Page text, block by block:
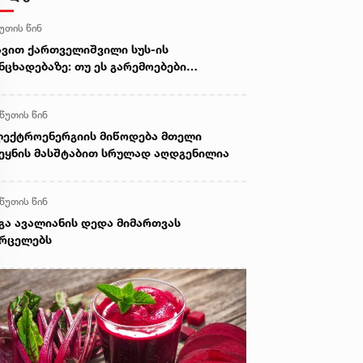
წინ
ქართველიშვილი სუს-ის
თუ ეს გარემოებები
- საუბარი იქნება
მცდელობაზე,
სივრცეში შეიქმნას
იმყოფებიან
წინ
მიწოდება მთელი
მასშტაბით სრულად აღდგენილია
წინ
ავალიანის დედა მიმართვას